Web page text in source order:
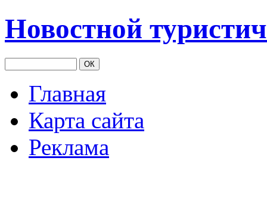
Новостной
Главная
Карта сайта
Реклама